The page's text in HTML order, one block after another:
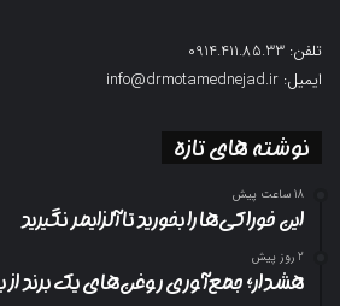
تلفن: 0914.411.85.33
ایمیل: info@drmotamednejad.ir
نوشته های تازه
18 ساعت پیش
این خوراکی‌ها را بخورید تا آلزایمر نگیرید
2 روز پیش
هشدار؛ جمع‌آوری روغن‌های یک برند از